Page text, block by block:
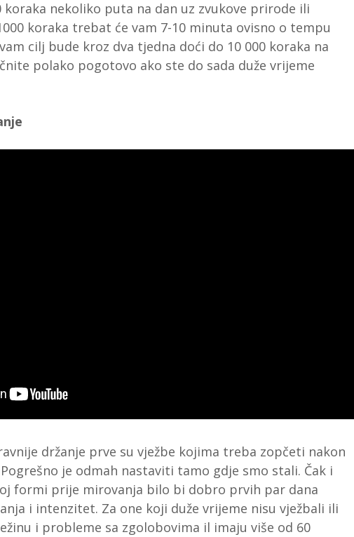
koraka nekoliko puta na dan uz zvukove prirode ili
koraka trebat će vam 7-10 minuta ovisno o tempu
cilj bude kroz dva tjedna doći do 10 000 koraka na
polako pogotovo ako ste do sada duže vrijeme
držanje prve su vježbe kojima treba zopčeti nakon
je odmah nastaviti tamo gdje smo stali. Čak i
formi prije mirovanja bilo bi dobro prvih par dana
i intenzitet. Za one koji duže vrijeme nisu vježbali ili
i probleme sa zgolobovima il imaju više od 60